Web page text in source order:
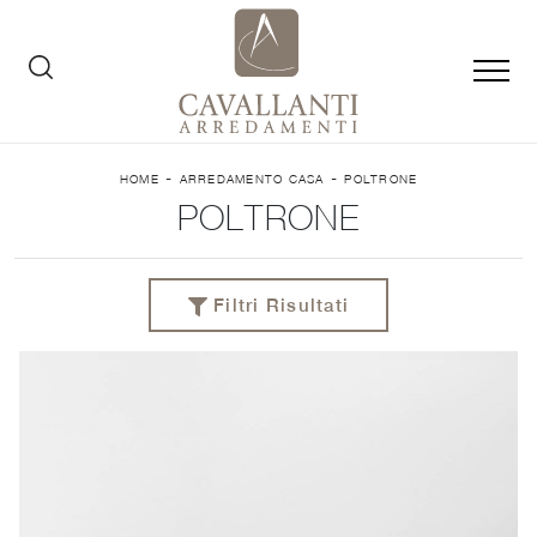
HOME - ARREDAMENTO CASA -POLTRONE
POLTRONE
Filtri Risultati